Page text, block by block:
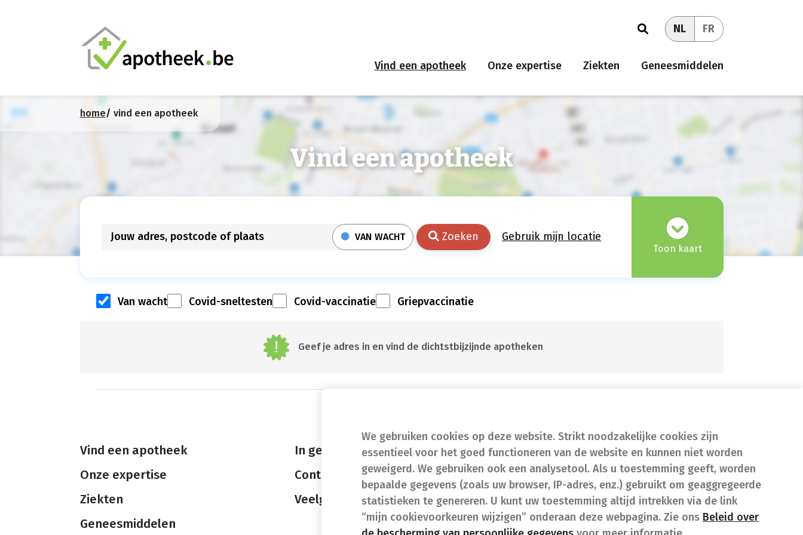
We gebruiken cookies op deze website. Strikt noodzakelijke cookies zijn
essentieel voor het goed functioneren van de website en kunnen niet worden
geweigerd. We gebruiken ook een analysetool. Als u toestemming geeft, worden
bepaalde gegevens (zoals uw browser, IP-adres, enz.) gebruikt om geaggregeerde
statistieken te genereren. U kunt uw toestemming altijd intrekken via de link
“mijn cookievoorkeuren wijzigen” onderaan deze webpagina. Zie ons Beleid over
NL FR
Vind een apotheek Onze expertise Ziekten Geneesmiddelen
home vind een apotheek
Vind een apotheek
VAN WACHT Zoeken Gebruik mijn locatie
Toon kaart
Van wacht Covid-sneltesten Covid-vaccinatie Griepvaccinatie
Geef je adres in en vind de dichtstbijzijnde apotheken
Vind een apotheek
Onze expertise
Ziekten
Geneesmiddelen
In geval van nood
Contact
Veelgestelde vragen (FAQ)